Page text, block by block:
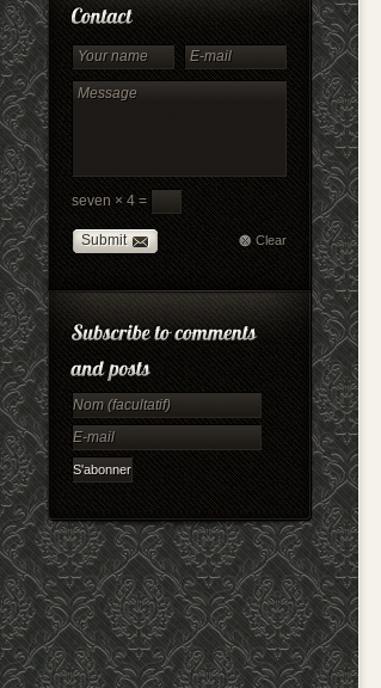
seven × 4 =
Submit Clear